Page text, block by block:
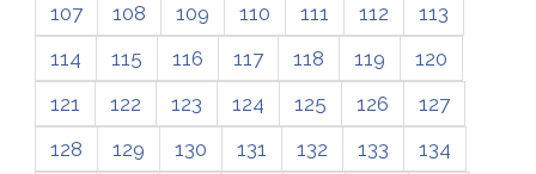
107
108 109 110 111 112
113
114
115 116 117 118 119
120
121
122 123 124 125 126
127
128
129 130 131 132 133
134